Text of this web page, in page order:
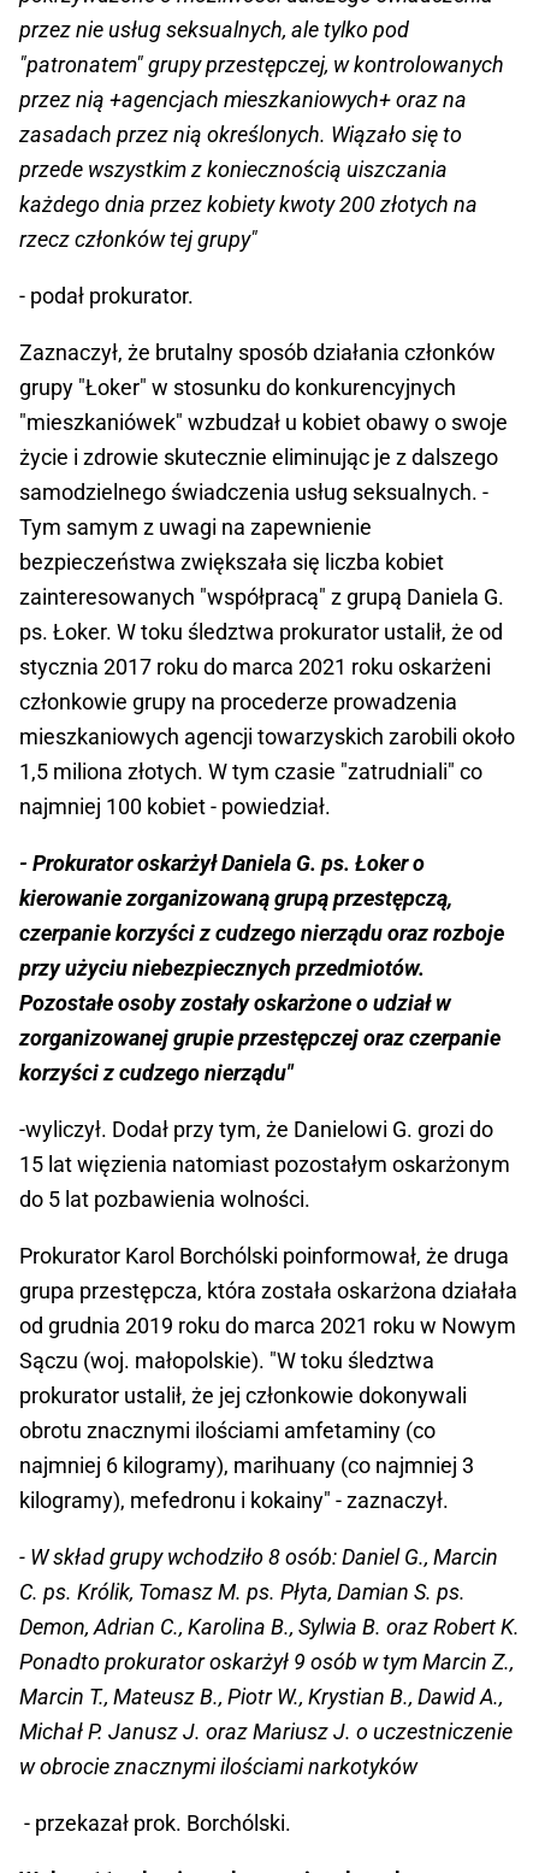
przez nie usług seksualnych, ale tylko pod
"patronatem" grupy przestępczej, w kontrolowanych
przez nią +agencjach mieszkaniowych+ oraz na
zasadach przez nią określonych. Wiązało się to
przede wszystkim z koniecznością uiszczania
każdego dnia przez kobiety kwoty 200 złotych na
rzecz członków tej grupy"
- podał prokurator.
Zaznaczył, że brutalny sposób działania członków
grupy "Łoker" w stosunku do konkurencyjnych
"mieszkaniówek" wzbudzał u kobiet obawy o swoje
życie i zdrowie skutecznie eliminując je z dalszego
samodzielnego świadczenia usług seksualnych. -
Tym samym z uwagi na zapewnienie
bezpieczeństwa zwiększała się liczba kobiet
zainteresowanych "współpracą" z grupą Daniela G.
ps. Łoker. W toku śledztwa prokurator ustalił, że od
stycznia 2017 roku do marca 2021 roku oskarżeni
członkowie grupy na procederze prowadzenia
mieszkaniowych agencji towarzyskich zarobili około
1,5 miliona złotych. W tym czasie "zatrudniali" co
najmniej 100 kobiet - powiedział.
- Prokurator oskarżył Daniela G. ps. Łoker o
kierowanie zorganizowaną grupą przestępczą,
czerpanie korzyści z cudzego nierządu oraz rozboje
przy użyciu niebezpiecznych przedmiotów.
Pozostałe osoby zostały oskarżone o udział w
zorganizowanej grupie przestępczej oraz czerpanie
korzyści z cudzego nierządu"
-wyliczył. Dodał przy tym, że Danielowi G. grozi do
15 lat więzienia natomiast pozostałym oskarżonym
do 5 lat pozbawienia wolności.
Prokurator Karol Borchólski poinformował, że druga
grupa przestępcza, która została oskarżona działała
od grudnia 2019 roku do marca 2021 roku w Nowym
Sączu (woj. małopolskie). "W toku śledztwa
prokurator ustalił, że jej członkowie dokonywali
obrotu znacznymi ilościami amfetaminy (co
najmniej 6 kilogramy), marihuany (co najmniej 3
kilogramy), mefedronu i kokainy" - zaznaczył.
- W skład grupy wchodziło 8 osób: Daniel G., Marcin
C. ps. Królik, Tomasz M. ps. Płyta, Damian S. ps.
Demon, Adrian C., Karolina B., Sylwia B. oraz Robert K.
Ponadto prokurator oskarżył 9 osób w tym Marcin Z.,
Marcin T., Mateusz B., Piotr W., Krystian B., Dawid A.,
Michał P. Janusz J. oraz Mariusz J. o uczestniczenie
w obrocie znacznymi ilościami narkotyków
- przekazał prok. Borchólski.